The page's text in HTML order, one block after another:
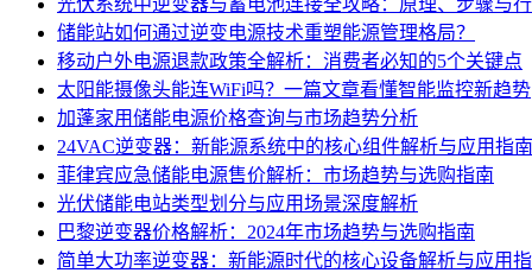
光伏系统中逆变器与蓄电池连接全攻略：原理、步骤与
储能站如何通过逆变电源技术重塑能源管理格局？
移动户外电源退款政策全解析：消费者必知的5个关键点
太阳能摄像头能连WiFi吗？一篇文章看懂智能监控新趋势
加蓬家用储能电源价格查询与市场趋势分析
24VAC逆变器：新能源系统中的核心组件解析与应用指南
菲律宾应急储能电源售价解析：市场趋势与选购指南
光伏储能电站类型划分与应用场景深度解析
巴黎逆变器价格解析：2024年市场趋势与选购指南
简单大功率逆变器：新能源时代的核心设备解析与应用